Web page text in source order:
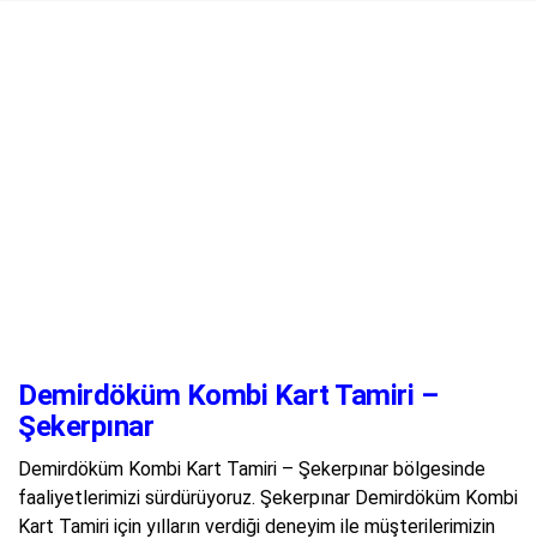
Demirdöküm Kombi Kart Tamiri –
Şekerpınar
Demirdöküm Kombi Kart Tamiri – Şekerpınar bölgesinde
faaliyetlerimizi sürdürüyoruz. Şekerpınar Demirdöküm Kombi
Kart Tamiri için yılların verdiği deneyim ile müşterilerimizin